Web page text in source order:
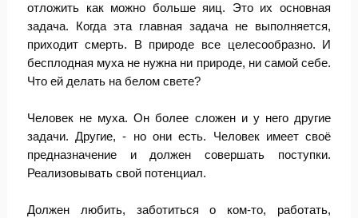
отложить как можно больше яиц. Это их основная
задача. Когда эта главная задача не выполняется,
приходит смерть. В природе все целесообразно. И
бесплодная муха не нужна ни природе, ни самой себе.
Что ей делать на белом свете?
Человек не муха. Он более сложен и у него другие
задачи. Другие, - но они есть. Человек имеет своё
предназначение и должен совершать поступки.
Реализовывать свой потенциал.
Должен любить, заботиться о ком-то, работать,